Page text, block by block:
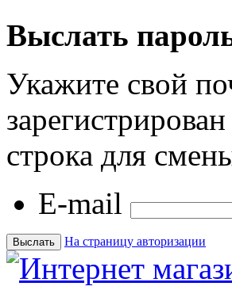
Выслать
Укажите свой
строка для
E-mail
На страницу авторизации